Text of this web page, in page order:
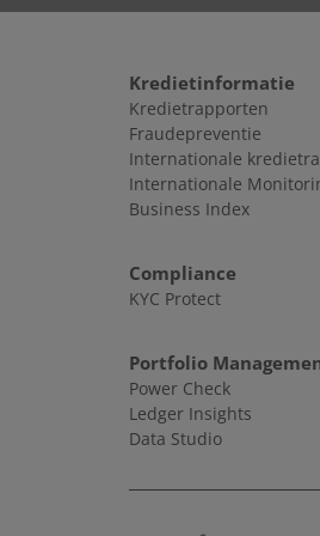
Kredietinformatie
Kredietrapporten
Fraudepreventie
Internationale
Internationale
Business Index
Compliance
KYC Protect
Portfolio
Power Check
Ledger Insights
Data Studio